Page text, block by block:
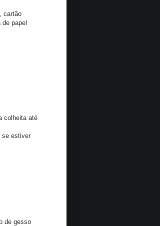
cartão
papel
colheita até
se estiver
de gesso